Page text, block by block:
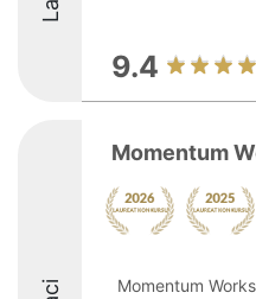
9.4
Momentum
Momentum